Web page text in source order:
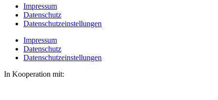
Impressum
Datenschutz
Datenschutzeinstellungen
Impressum
Datenschutz
Datenschutzeinstellungen
In Kooperation mit: